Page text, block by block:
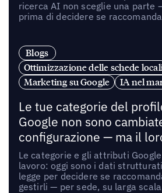
ricerca AI non sceglie una parte
prima di decidere se
Blogs
Ottimizzazione delle schede
Marketing su Google
IA nel
Le tue categorie del
Google non sono
configurazione — ma il
Le categorie e gli attributi
lavoro: oggi sono i dati
legge per decidere se
gestirli — per sede, su larga